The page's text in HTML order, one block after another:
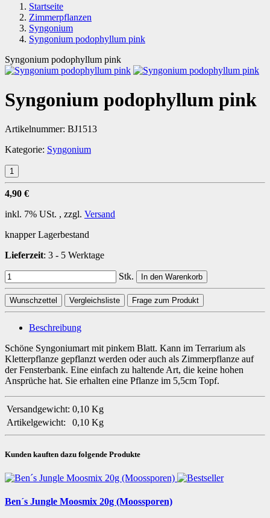
Startseite
Zimmerpflanzen
Syngonium
Syngonium podophyllum pink
Syngonium podophyllum pink
Syngonium podophyllum pink
Artikelnummer: BJ1513
Kategorie: Syngonium
4,90 €
inkl. 7% USt. , zzgl. Versand
knapper Lagerbestand
Lieferzeit: 3 - 5 Werktage
Stk. In den Warenkorb
Wunschzettel Vergleichsliste Frage zum Produkt
Beschreibung
Schöne Syngoniumart mit pinkem Blatt. Kann im Terrarium als
Kletterpflanze gepflanzt werden oder auch als Zimmerpflanze auf
der Fensterbank. Eine einfach zu haltende Art, die keine hohen
Ansprüche hat. Sie erhalten eine Pflanze im 5,5cm Topf.
Versandgewicht: 0,10 Kg
Artikelgewicht:
0,10 Kg
Kunden kauften dazu folgende Produkte
Ben´s Jungle Moosmix 20g (Moossporen)